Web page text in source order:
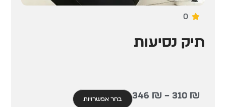
0
תיק נסיעות
310 ₪
–
346 ₪ בחר אפשרויות